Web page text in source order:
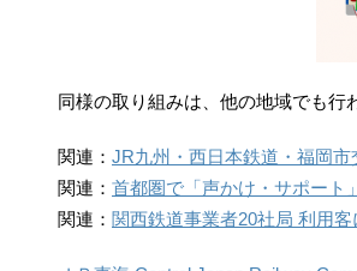
同様の取り組みは、他の地域でも行
関連： JR九州・西日本鉄道・福岡市
関連： 首都圏で「声かけ・サポート
関連： 関西鉄道事業者20社局 利用